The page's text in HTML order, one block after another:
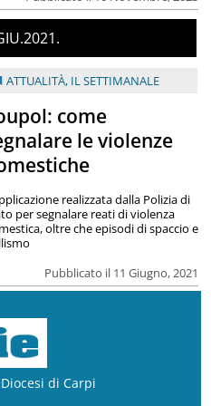
2021
ATTUALITÀ, IL SETTIMANALE
come
le violenze
Pubblicato il 11 Giugno, 2021
realizzata dalla Polizia di
per segnalare reati di violenza
oltre che episodi di spaccio e
Diocesi di Carpi